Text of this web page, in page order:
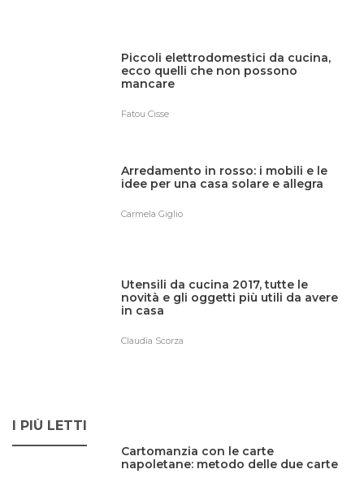
Piccoli elettrodomestici da cucina,
ecco quelli che non possono
mancare
Fatou Cisse
Arredamento in rosso: i mobili e le
idee per una casa solare e allegra
Carmela Giglio
Utensili da cucina 2017, tutte le
novità e gli oggetti più utili da avere
in casa
Claudia Scorza
I PIÙ LETTI
Cartomanzia con le carte
napoletane: metodo delle due carte